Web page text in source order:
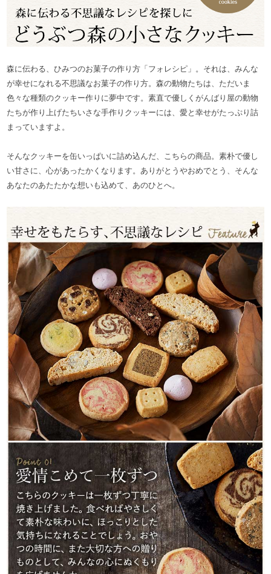
森に伝わる、ひみつのお菓子の作り方「フォレシピ」。それは、みんな
が幸せになれる不思議なお菓子の作り方。森の動物たちは、ただいま
色々な種類のクッキー作りに夢中です。素直で優しくがんばり屋の動物
たちが作り上げたちいさな手作りクッキーには、愛と幸せがたっぷり詰
まっていますよ。
そんなクッキーを缶いっぱいに詰め込んだ、こちらの商品。素朴で優し
い甘さに、心があったかくなります。ありがとうやおめでとう、そんな
あなたのあたたかな想いも込めて、あのひとへ。